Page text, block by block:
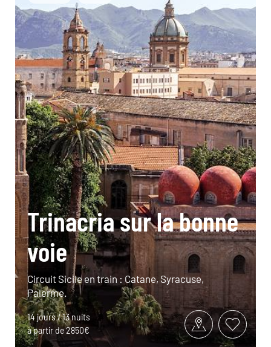
Trinacria sur la bonne
voie
Circuit Sicile en train : Catane, Syracuse,
Palerme.
14 jours / 13 nuits
à partir de 2850€